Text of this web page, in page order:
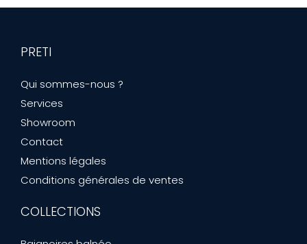
PRETI
Qui sommes-nous ?
Services
Showroom
Contact
Mentions légales
Conditions générales de ventes
COLLECTIONS